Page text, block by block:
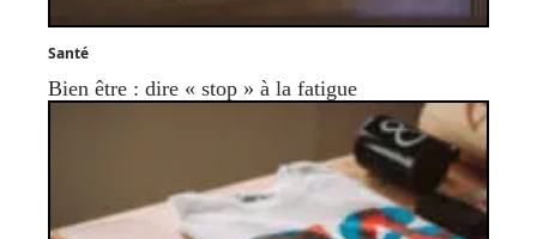
Santé
Bien être : dire « stop » à la fatigue